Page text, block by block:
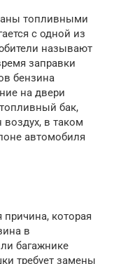
топливными
с одной из
называют
заправки
бензина
на двери
бак,
в таком
автомобиля
которая
в
багажнике
требует замены